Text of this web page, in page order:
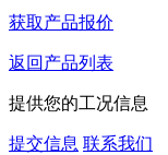
获取产品报价
返回产品列表
提供您的工况信息
提交信息 联系我们